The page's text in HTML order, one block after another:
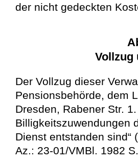
der nicht gedeckten
Vollzug
Der Vollzug dieser
Pensionsbehörde, dem
Dresden, Rabener Str.
Billigkeitszuwendungen
Dienst entstanden sind“
Az.: 23-01/VMBl. 1982